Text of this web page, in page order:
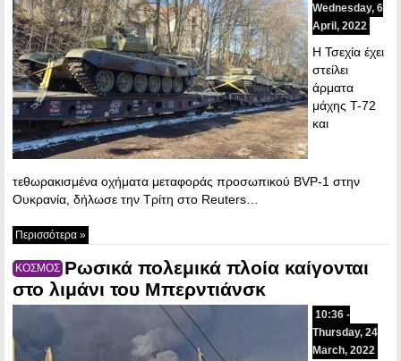
Wednesday, 6
April, 2022
Η Τσεχία έχει
στείλει
άρματα
μάχης T-72
και
τεθωρακισμένα οχήματα μεταφοράς προσωπικού BVP-1 στην
Ουκρανία, δήλωσε την Τρίτη στο Reuters…
Περισσότερα »
ΚΟΣΜΟΣ Ρωσικά πολεμικά πλοία καίγονται
στο λιμάνι του Μπερντιάνσκ
10:36 -
Thursday, 24
March, 2022